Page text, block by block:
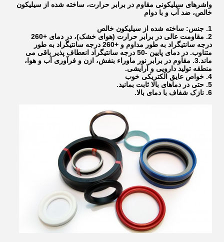
واشرهای سیلیکونی مقاوم در برابر حرارت، ساخته شده از سیلیکون
خالص، ضد آب و با دوام
1. جنس: ساخته شده از سیلیکون خالص
2. مقاومت عالی در برابر حرارت (هوای خشک)، در دمای +260
درجه سانتیگراد به طور مداوم و +260 درجه سانتیگراد به طور
متناوب. در دمای پایین -50 درجه سانتیگراد انعطاف پذیر باقی می
ماند.
3. مقاوم در برابر نور ماوراء بنفش، ازن و فرآوری آب و هوا،
منطقه تولید دارویی و آرایشی.
4. خواص عایق الکتریکی خوب
5. حتی در دماهای بالا ثابت بمانید.
6. نازک شفاف با دمای بالا.